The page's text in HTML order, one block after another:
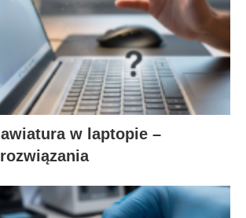
w laptopie –